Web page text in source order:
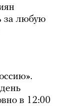
за любую
в 12:00